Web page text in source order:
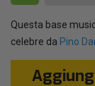
Questa base
celebre da Pino